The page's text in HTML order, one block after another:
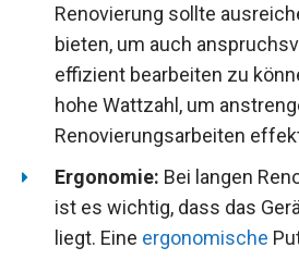
Renovierung sollte
bieten, um auch
effizient bearbeiten zu
hohe Wattzahl, um
Renovierungsarbeiten
Ergonomie: Bei langen
ist es wichtig, dass das
liegt. Eine ergonomische